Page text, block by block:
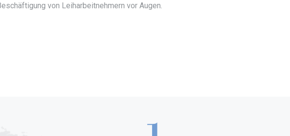
von Leiharbeitnehmern vor Augen.